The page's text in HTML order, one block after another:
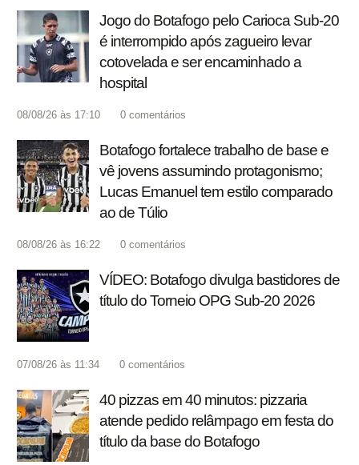
Jogo do Botafogo pelo Carioca Sub-20
é interrompido após zagueiro levar
cotovelada e ser encaminhado a
hospital
08/08/26 às 17:10 0 comentários
Botafogo fortalece trabalho de base e
vê jovens assumindo protagonismo;
Lucas Emanuel tem estilo comparado
ao de Túlio
08/08/26 às 16:22 0 comentários
VÍDEO: Botafogo divulga bastidores de
título do Torneio OPG Sub-20 2026
07/08/26 às 11:34 0 comentários
40 pizzas em 40 minutos: pizzaria
atende pedido relâmpago em festa do
título da base do Botafogo